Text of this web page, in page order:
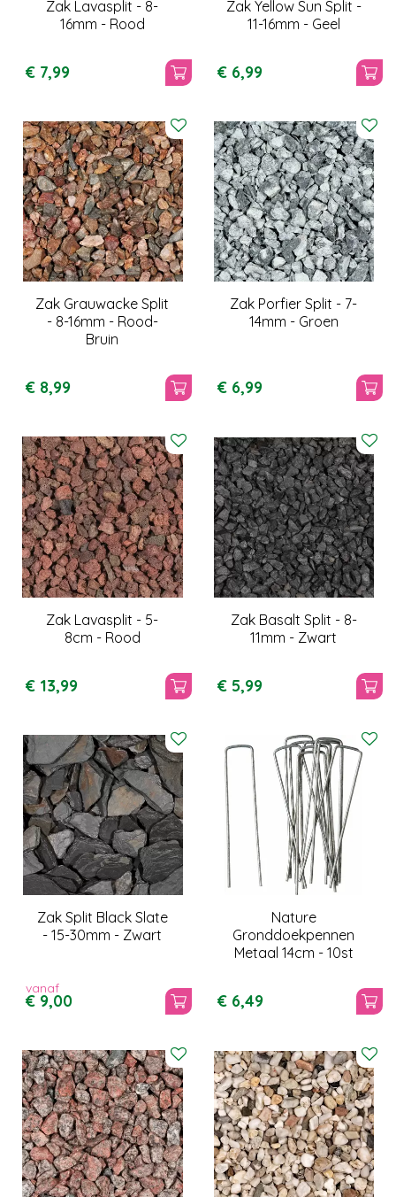
Zak Lavasplit - 8-
16mm - Rood
€ 7,99
Zak Yellow Sun Split -
11-16mm - Geel
€ 6,99
Zak Grauwacke Split
- 8-16mm - Rood-
Bruin
€ 8,99
Zak Porfier Split - 7-
14mm - Groen
€ 6,99
Zak Lavasplit - 5-
8cm - Rood
€ 13,99
Zak Basalt Split - 8-
11mm - Zwart
€ 5,99
Zak Split Black Slate
- 15-30mm - Zwart
vanaf
€ 9,00
Nature
Gronddoekpennen
Metaal 14cm - 10st
€ 6,49